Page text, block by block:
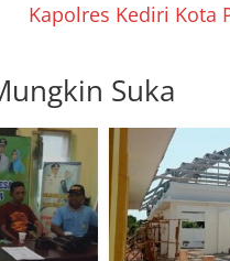
Kapolres Kediri Kota
Suka